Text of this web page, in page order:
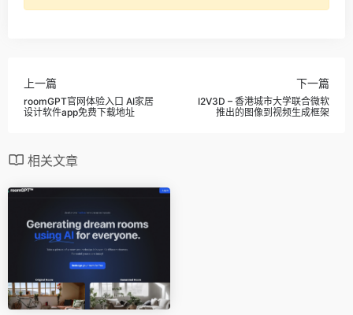
上一篇
roomGPT官网体验入口 AI家居
设计软件app免费下载地址
下一篇
I2V3D – 香港城市大学联合微软
推出的图像到视频生成框架
相关文章